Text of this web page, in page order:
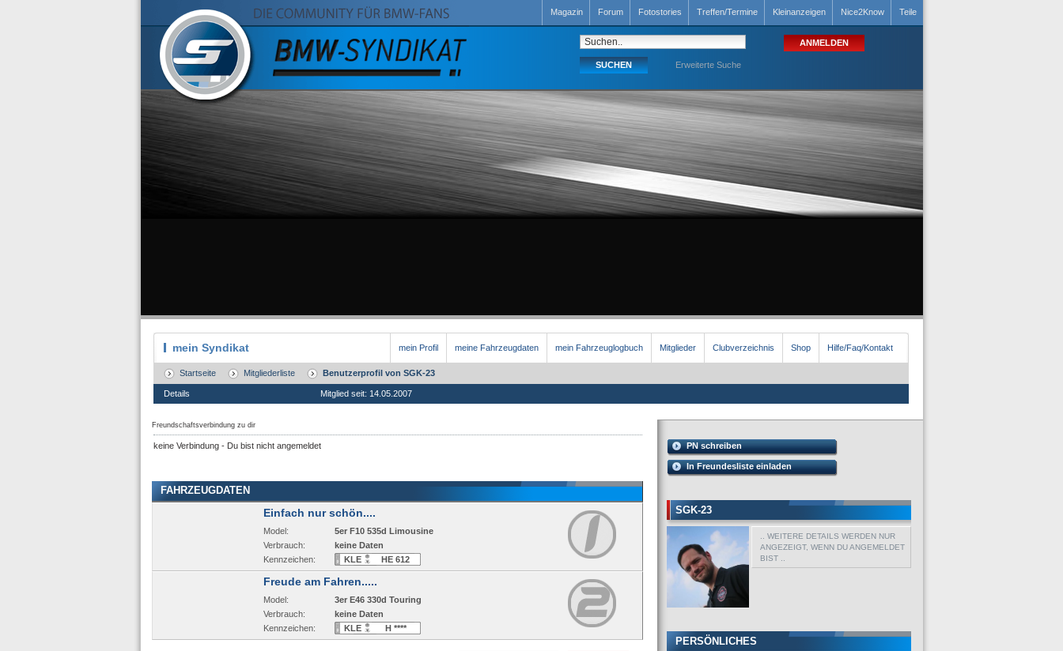
Magazin Forum Fotostories Treffen/Termine Kleinanzeigen Nice2Know Teile
Erweiterte Suche
mein Syndikat mein Profil meine Fahrzeugdaten mein Fahrzeuglogbuch Mitglieder Clubverzeichnis Shop Hilfe/Faq/Kontakt
Startseite Mitgliederliste Benutzerprofil von SGK-23
Details Mitglied seit: 14.05.2007
Freundschaftsverbindung zu dir
keine Verbindung - Du bist nicht angemeldet
FAHRZEUGDATEN
Einfach nur schön....
Model:
Verbrauch:
Kennzeichen:
5er F10 535d Limousine
keine Daten
KLE
HE 612
Freude am Fahren.....
Model:
Verbrauch:
Kennzeichen:
3er E46 330d Touring
keine Daten
KLE
H ****
PN schreiben
In Freundesliste einladen
SGK-23
.. WEITERE DETAILS WERDEN NUR
ANGEZEIGT, WENN DU ANGEMELDET
BIST ..
PERSÖNLICHES